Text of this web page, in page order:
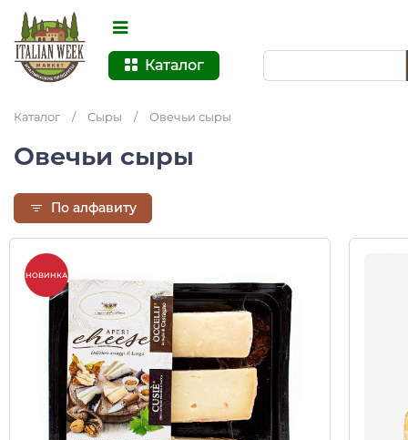
Каталог
Каталог / Сыры / Овечьи сыры
Овечьи сыры
По алфавиту
НОВИНКА